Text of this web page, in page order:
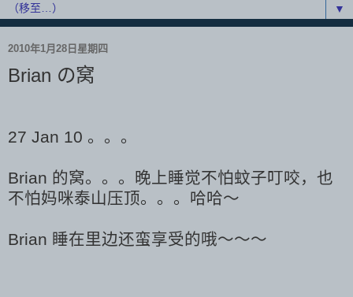
▼
2010年1月28日星期四
Brian の窝
27 Jan 10 。。。
Brian 的窝。。。晚上睡觉不怕蚊子叮咬，也
不怕妈咪泰山压顶。。。哈哈～
Brian 睡在里边还蛮享受的哦～～～